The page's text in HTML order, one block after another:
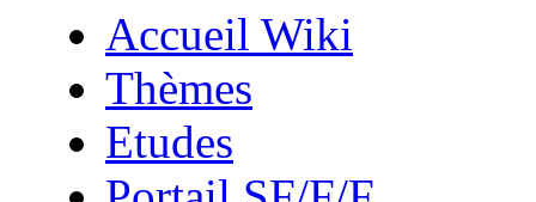
Accueil Wiki
Thèmes
Etudes